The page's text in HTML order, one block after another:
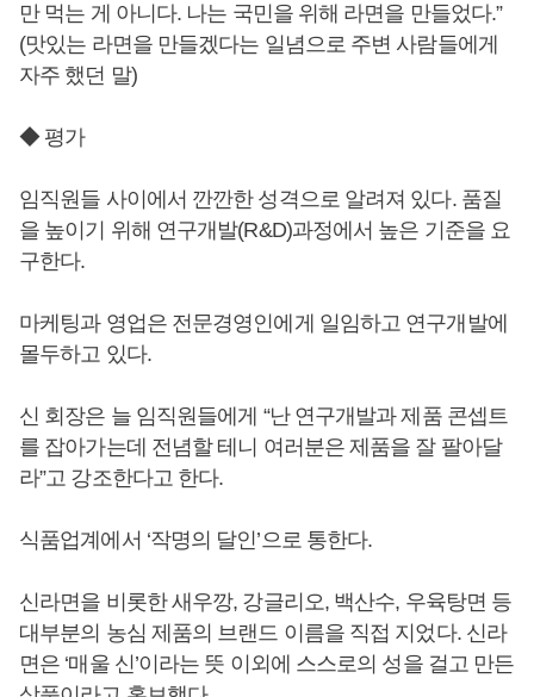
만 먹는 게 아니다. 나는 국민을 위해 라면을 만들었다.”
(맛있는 라면을 만들겠다는 일념으로 주변 사람들에게
자주 했던 말)
◆ 평가
임직원들 사이에서 깐깐한 성격으로 알려져 있다. 품질
을 높이기 위해 연구개발(R&D)과정에서 높은 기준을 요
구한다.
마케팅과 영업은 전문경영인에게 일임하고 연구개발에
몰두하고 있다.
신 회장은 늘 임직원들에게 “난 연구개발과 제품 콘셉트
를 잡아가는데 전념할 테니 여러분은 제품을 잘 팔아달
라”고 강조한다고 한다.
식품업계에서 ‘작명의 달인’으로 통한다.
신라면을 비롯한 새우깡, 강글리오, 백산수, 우육탕면 등
대부분의 농심 제품의 브랜드 이름을 직접 지었다. 신라
면은 ‘매울 신’이라는 뜻 이외에 스스로의 성을 걸고 만든